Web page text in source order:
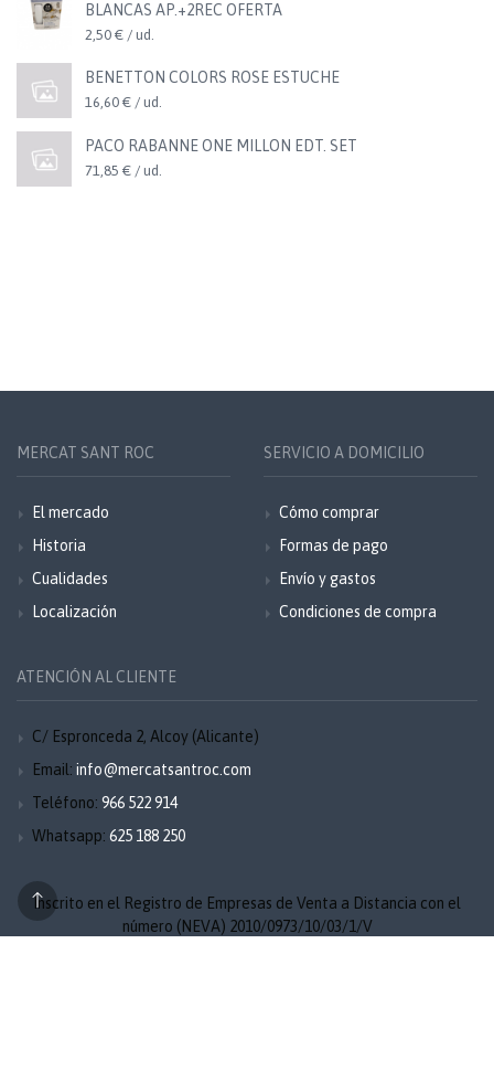
BLANCAS AP.+2REC OFERTA
2,50 € / ud.
BENETTON COLORS ROSE ESTUCHE
16,60 € / ud.
PACO RABANNE ONE MILLON EDT. SET
71,85 € / ud.
MERCAT SANT ROC
El mercado
Historia
Cualidades
Localización
SERVICIO A DOMICILIO
Cómo comprar
Formas de pago
Envío y gastos
Condiciones de compra
ATENCIÓN AL CLIENTE
C/ Espronceda 2, Alcoy (Alicante)
Email: info@mercatsantroc.com
Teléfono: 966 522 914
Whatsapp: 625 188 250
Inscrito en el Registro de Empresas de Venta a Distancia con el
número (NEVA) 2010/0973/10/03/1/V